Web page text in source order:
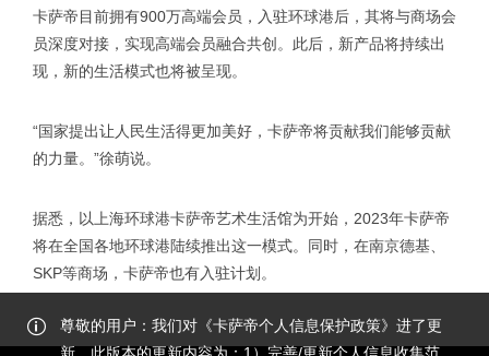
卡萨帝目前拥有900万高端会员，入驻环球港后，其将与商场会
员深度对接，实现高端会员融合共创。此后，新产品将持续出
现，新的生活模式也将被呈现。
“国家提出让人民生活得更加美好，卡萨帝将贡献我们能够贡献
的力量。”徐萌说。
据悉，以上海环球港卡萨帝艺术生活馆为开始，2023年卡萨帝
将在全国各地环球港陆续推出这一模式。同时，在南京德基、
SKP等商场，卡萨帝也有入驻计划。
尊敬的用户：我们对《卡萨帝个人信息保护政策》进了更